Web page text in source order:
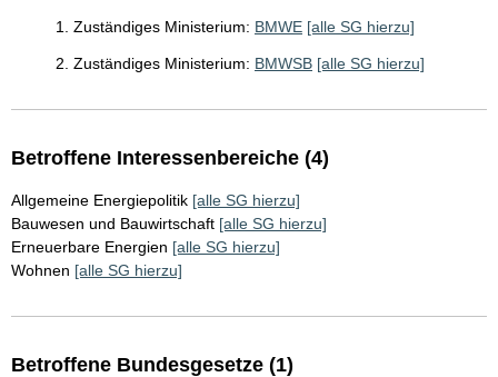
1. Zuständiges Ministerium: BMWE [alle SG hierzu]
2. Zuständiges Ministerium: BMWSB [alle SG hierzu]
Betroffene Interessenbereiche (4)
Allgemeine Energiepolitik [alle SG hierzu]
Bauwesen und Bauwirtschaft [alle SG hierzu]
Erneuerbare Energien [alle SG hierzu]
Wohnen [alle SG hierzu]
Betroffene Bundesgesetze (1)